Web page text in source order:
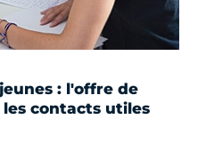
: l'offre de
contacts utiles